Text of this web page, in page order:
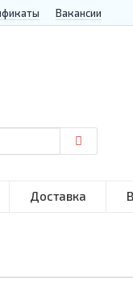
Вакансии
Доставка